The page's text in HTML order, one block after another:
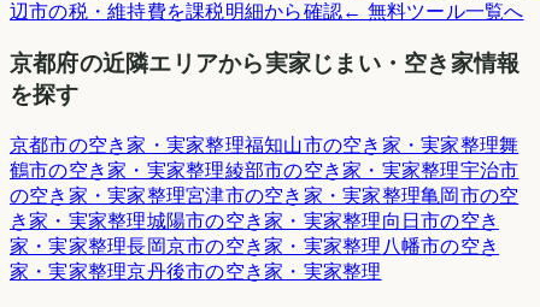
辺市の税・維持費を課税明細から確認← 無料ツール一覧へ
京都府の近隣エリアから実家じまい・空き家情報
を探す
京都市の空き家・実家整理福知山市の空き家・実家整理舞
鶴市の空き家・実家整理綾部市の空き家・実家整理宇治市
の空き家・実家整理宮津市の空き家・実家整理亀岡市の空
き家・実家整理城陽市の空き家・実家整理向日市の空き
家・実家整理長岡京市の空き家・実家整理 八幡市の空き
家・実家整理京丹後市の空き家・実家整理